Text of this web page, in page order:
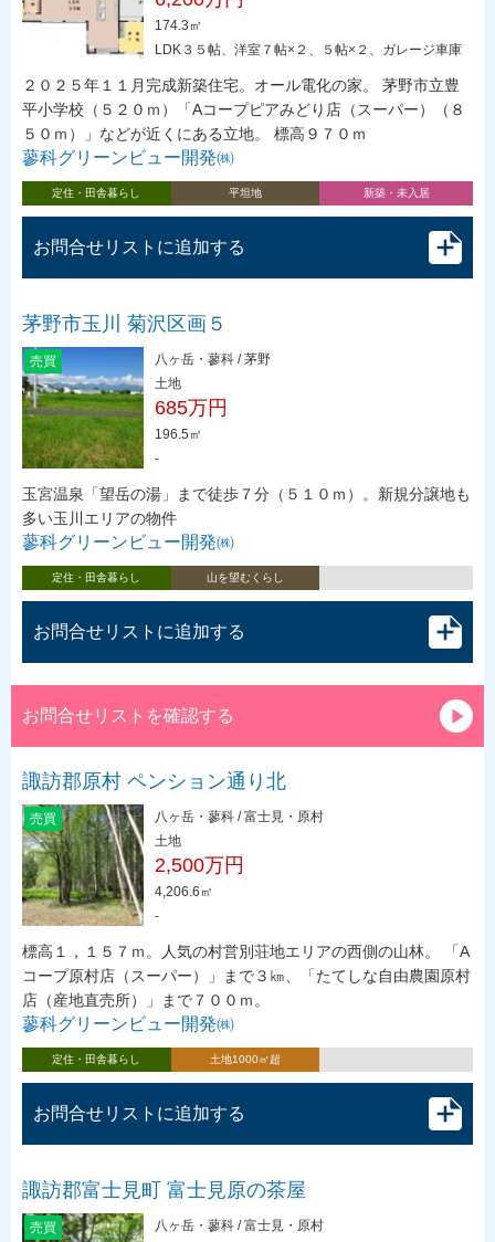
174.3㎡
LDK３５帖、洋室７帖×２、５帖×２、ガレージ車庫
２０２５年１１月完成新築住宅。オール電化の家。 茅野市立豊
平小学校（５２０ｍ）「Aコープピアみどり店（スーパー）（８
５０ｍ）」などが近くにある立地。 標高９７０ｍ
蓼科グリーンビュー開発㈱
定住・田舎暮らし 平坦地 新築・未入居
お問合せリストに追加する
茅野市玉川 菊沢区画５
売買
八ヶ岳・蓼科 / 茅野
土地
685万円
196.5㎡
-
玉宮温泉「望岳の湯」まで徒歩７分（５１０ｍ）。新規分譲地も
多い玉川エリアの物件
蓼科グリーンビュー開発㈱
定住・田舎暮らし 山を望むくらし
お問合せリストに追加する
お問合せリストを確認する
諏訪郡原村 ペンション通り北
売買
八ヶ岳・蓼科 / 富士見・原村
土地
2,500万円
4,206.6㎡
-
標高１，１５７ｍ。人気の村営別荘地エリアの西側の山林。 「A
コープ原村店（スーパー）」まで３㎞、「たてしな自由農園原村
店（産地直売所）」まで７００ｍ。
蓼科グリーンビュー開発㈱
定住・田舎暮らし 土地1000㎡超
お問合せリストに追加する
諏訪郡富士見町 富士見原の茶屋
売買 八ヶ岳・蓼科 / 富士見・原村